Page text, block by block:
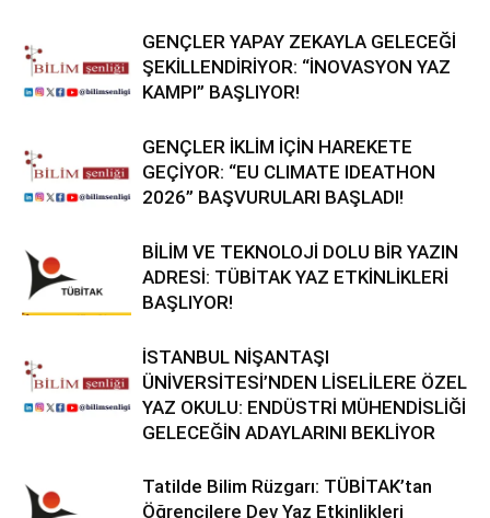
GENÇLER YAPAY ZEKAYLA GELECEĞİ
ŞEKİLLENDİRİYOR: “İNOVASYON YAZ
KAMPI” BAŞLIYOR!
GENÇLER İKLİM İÇİN HAREKETE
GEÇİYOR: “EU CLIMATE IDEATHON
2026” BAŞVURULARI BAŞLADI!
BİLİM VE TEKNOLOJİ DOLU BİR YAZIN
ADRESİ: TÜBİTAK YAZ ETKİNLİKLERİ
BAŞLIYOR!
İSTANBUL NİŞANTAŞI
ÜNİVERSİTESİ’NDEN LİSELİLERE ÖZEL
YAZ OKULU: ENDÜSTRİ MÜHENDİSLİĞİ
GELECEĞİN ADAYLARINI BEKLİYOR
Tatilde Bilim Rüzgarı: TÜBİTAK’tan
Öğrencilere Dev Yaz Etkinlikleri